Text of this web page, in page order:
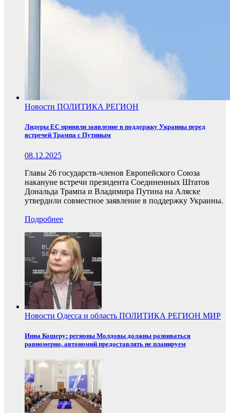
Новости ПОЛИТИКА РЕГИОН
Лидеры ЕС приняли заявление в поддержку Украины перед
встречей Трампа с Путиным
08.12.2025
Главы 26 государств-членов Европейского Союза
накануне встречи президента Соединенных Штатов
Дональда Трампа и Владимира Путина на Аляске
утвердили совместное заявление в поддержку Украины.
Подробнее
Новости Одесса и область ПОЛИТИКА РЕГИОН МИР
Инна Кошеру: регионы Молдовы должны развиваться
равномерно, автономий предоставлять не планируем